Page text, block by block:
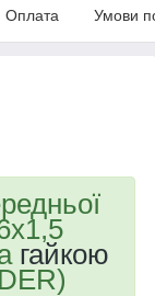
Оплата Умови
гайкою